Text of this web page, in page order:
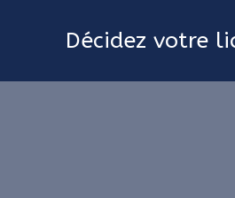
Décidez votre